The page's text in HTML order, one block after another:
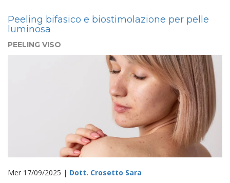
Peeling bifasico e biostimolazione per pelle
luminosa
PEELING VISO
Mer 17/09/2025 | Dott. Crosetto Sara